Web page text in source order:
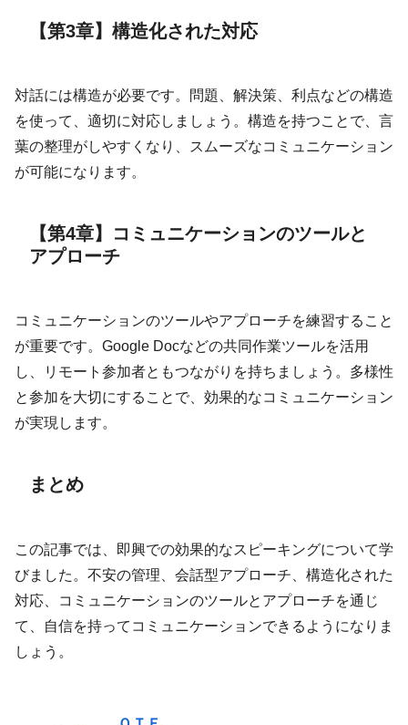
【第3章】構造化された対応
対話には構造が必要です。問題、解決策、利点などの構造
を使って、適切に対応しましょう。構造を持つことで、言
葉の整理がしやすくなり、スムーズなコミュニケーション
が可能になります。
【第4章】コミュニケーションのツールと
アプローチ
コミュニケーションのツールやアプローチを練習すること
が重要です。Google Docなどの共同作業ツールを活用
し、リモート参加者ともつながりを持ちましょう。多様性
と参加を大切にすることで、効果的なコミュニケーション
が実現します。
まとめ
この記事では、即興での効果的なスピーキングについて学
びました。不安の管理、会話型アプローチ、構造化された
対応、コミュニケーションのツールとアプローチを通じ
て、自信を持ってコミュニケーションできるようになりま
しょう。